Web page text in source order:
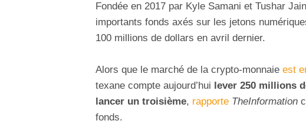
Fondée en 2017 par Kyle Samani et Tushar
importants fonds axés sur les jetons
100 millions de dollars en avril dernier.
Alors que le marché de la crypto-monnaie est
texane compte aujourd’hui lever 250 millions
lancer un troisième, rapporte TheInformation
fonds.